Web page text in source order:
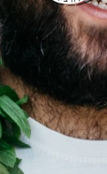
מחדש. הכל מדוייק ומשמח. תודה.